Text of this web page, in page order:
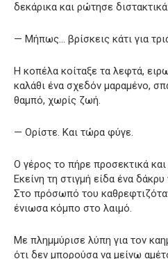
δεκάρικα και ρώτησε διστακτικά:
— Μήπως… βρίσκεις κάτι για
Η κοπέλα κοίταξε τα λεφτά,
καλάθι ένα σχεδόν μαραμένο,
θαμπό, χωρίς ζωή.
— Ορίστε. Και τώρα φύγε.
Ο γέρος το πήρε προσεκτικά
Εκείνη τη στιγμή είδα ένα
Στο πρόσωπό του
ένιωσα κόμπο στο λαιμό.
Με πλημμύρισε λύπη για τον
ότι δεν μπορούσα να μείνω